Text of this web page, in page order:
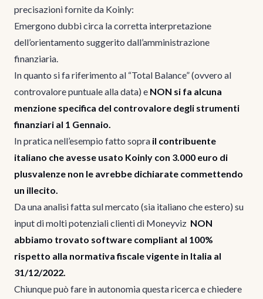
precisazioni fornite da Koinly:
Emergono dubbi circa la corretta interpretazione
dell’orientamento suggerito dall’amministrazione
finanziaria.
In quanto si fa riferimento al “Total Balance” (ovvero al
controvalore puntuale alla data) e NON si fa alcuna
menzione specifica del controvalore degli strumenti
finanziari al 1 Gennaio.
In pratica nell’esempio fatto sopra il contribuente
italiano che avesse usato Koinly con 3.000 euro di
plusvalenze non le avrebbe dichiarate commettendo
un illecito.
Da una analisi fatta sul mercato (sia italiano che estero) su
input di molti potenziali clienti di Moneyviz NON
abbiamo trovato software compliant al 100%
rispetto alla normativa fiscale vigente in Italia al
31/12/2022.
Chiunque può fare in autonomia questa ricerca e chiedere